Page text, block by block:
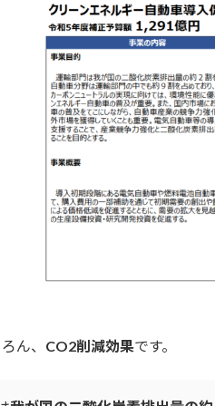
ん、 CO2削減効果です。